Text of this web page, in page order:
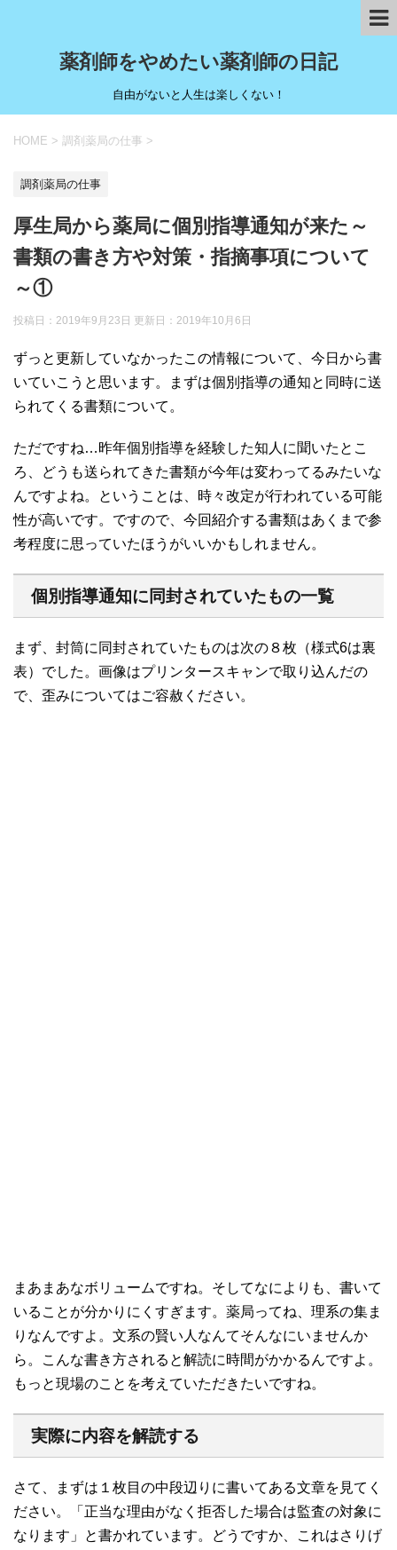
薬剤師をやめたい薬剤師の日記
自由がないと人生は楽しくない！
HOME > 調剤薬局の仕事 >
調剤薬局の仕事
厚生局から薬局に個別指導通知が来た～
書類の書き方や対策・指摘事項について
～①
投稿日：2019年9月23日 更新日： 2019年10月6日
ずっと更新していなかったこの情報について、今日から書
いていこうと思います。まずは個別指導の通知と同時に送
られてくる書類について。
ただですね…昨年個別指導を経験した知人に聞いたとこ
ろ、どうも送られてきた書類が今年は変わってるみたいな
んですよね。ということは、時々改定が行われている可能
性が高いです。ですので、今回紹介する書類はあくまで参
考程度に思っていたほうがいいかもしれません。
個別指導通知に同封されていたもの一覧
まず、封筒に同封されていたものは次の８枚（様式6は裏
表）でした。画像はプリンタースキャンで取り込んだの
で、歪みについてはご容赦ください。
まあまあなボリュームですね。そしてなによりも、書いて
いることが分かりにくすぎます。薬局ってね、理系の集ま
りなんですよ。文系の賢い人なんてそんなにいませんか
ら。こんな書き方されると解読に時間がかかるんですよ。
もっと現場のことを考えていただきたいですね。
実際に内容を解読する
さて、まずは１枚目の中段辺りに書いてある文章を見てく
ださい。「正当な理由がなく拒否した場合は監査の対象に
なります」と書かれています。どうですか、これはさりげ